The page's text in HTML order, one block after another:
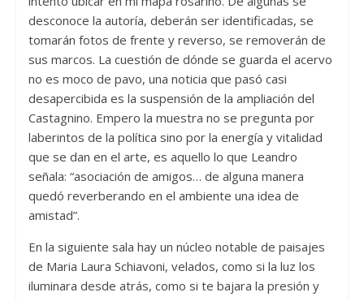
desconoce la autoría, deberán ser identificadas, se
tomarán fotos de frente y reverso, se removerán de
sus marcos. La cuestión de dónde se guarda el acervo
no es moco de pavo, una noticia que pasó casi
desapercibida es la suspensión de la ampliación del
Castagnino. Empero la muestra no se pregunta por
laberintos de la política sino por la energía y vitalidad
que se dan en el arte, es aquello lo que Leandro
señala: “asociación de amigos… de alguna manera
quedó reverberando en el ambiente una idea de
amistad”.
En la siguiente sala hay un núcleo notable de paisajes
de Maria Laura Schiavoni, velados, como si la luz los
iluminara desde atrás, como si te bajara la presión y